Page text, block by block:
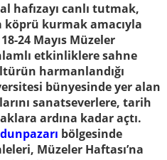
hafızayı canlı tutmak,
köprü kurmak amacıyla
24 Mayıs Müzeler
etkinliklere sahne
harmanlandığı
bünyesinde yer alan
sanatseverlere, tarih
ardına kadar açtı.
bölgesinde
Müzeler Haftası’na